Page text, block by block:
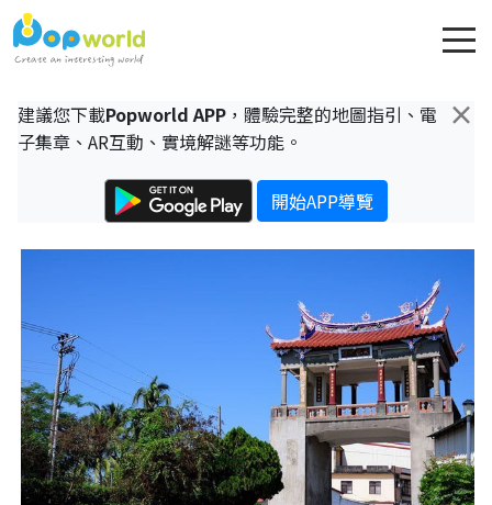
×
建議您下載Popworld APP ，體驗完整的地圖指引、電
子集章、AR互動、實境解謎等功能。
開始APP導覽